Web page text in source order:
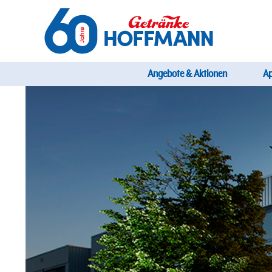
Startseite Getränke Hoffmann
Angebote & Aktionen